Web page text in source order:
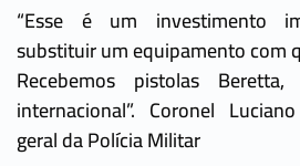
“Esse é um investimento
substituir um equipamento com
Recebemos pistolas
internacional”. Coronel
geral da Polícia Militar